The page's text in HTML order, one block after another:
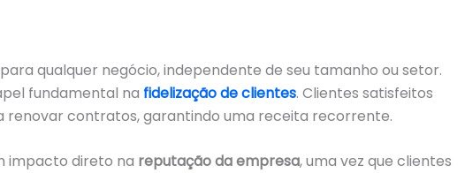
qualquer negócio, independente de seu tamanho ou setor.
fundamental na fidelização de clientes. Clientes satisfeitos
renovar contratos, garantindo uma receita recorrente.
impacto direto na reputação da empresa, uma vez que clientes